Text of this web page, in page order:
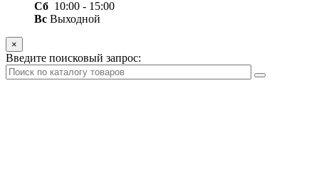
Сб 10:00 - 15:00
Вс Выходной
×
Введите поисковый запрос: